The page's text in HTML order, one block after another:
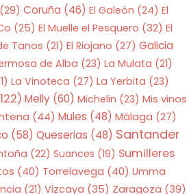
Coruña (46) El Galeón (24) El
(25) El Muelle el Pesquero (32) El
Tanos (21) El Riojano (27) Galicia
de Alba (23) La Mulata (21)
La Vinoteca (27) La Yerbita (23)
Melly (60) Michelin (23) Mis vinos
(44) Mules (48) Málaga (27)
(58) Queserias (48) Santander
(22) Suances (19) Sumilleres
(40) Torrelavega (40) Umma
(21) Vizcaya (35) Zaragoza (39)